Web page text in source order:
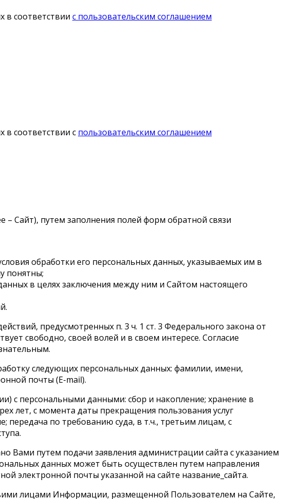
в соответствии с пользовательским соглашением
в соответствии с пользовательским соглашением
– Сайт), путем заполнения полей форм обратной связи
обработки его персональных данных, указываемых им в
понятны;
в целях заключения между ним и Сайтом настоящего
предусмотренных п. 3 ч. 1 ст. 3 Федерального закона от
свободно, своей волей и в своем интересе. Согласие
следующих персональных данных: фамилии, имени,
почты (E-mail).
с персональными данными: сбор и накопление; хранение в
лет, с момента даты прекращения пользования услуг
передача по требованию суда, в т.ч., третьим лицам, с
Вами путем подачи заявления администрации сайта с указанием
данных может быть осуществлен путем направления
электронной почты указанной на сайте название_сайта.
лицами Информации, размещенной Пользователем на Сайте,